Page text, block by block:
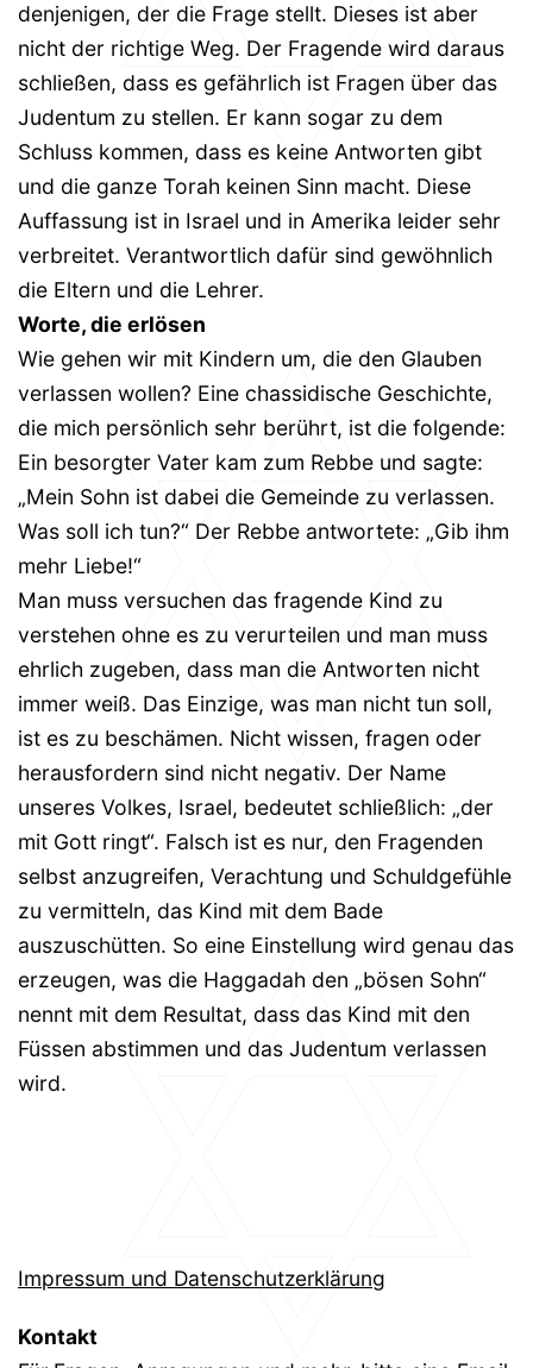
denjenigen, der die Frage stellt. Dieses ist aber
nicht der richtige Weg. Der Fragende wird daraus
schließen, dass es gefährlich ist Fragen über das
Judentum zu stellen. Er kann sogar zu dem
Schluss kommen, dass es keine Antworten gibt
und die ganze Torah keinen Sinn macht. Diese
Auffassung ist in Israel und in Amerika leider sehr
verbreitet. Verantwortlich dafür sind gewöhnlich
die Eltern und die Lehrer.
Worte, die erlösen
Wie gehen wir mit Kindern um, die den Glauben
verlassen wollen? Eine chassidische Geschichte,
die mich persönlich sehr berührt, ist die folgende:
Ein besorgter Vater kam zum Rebbe und sagte:
„Mein Sohn ist dabei die Gemeinde zu verlassen.
Was soll ich tun?“ Der Rebbe antwortete: „Gib ihm
mehr Liebe!“
Man muss versuchen das fragende Kind zu
verstehen ohne es zu verurteilen und man muss
ehrlich zugeben, dass man die Antworten nicht
immer weiß. Das Einzige, was man nicht tun soll,
ist es zu beschämen. Nicht wissen, fragen oder
herausfordern sind nicht negativ. Der Name
unseres Volkes, Israel, bedeutet schließlich: „der
mit Gott ringt“. Falsch ist es nur, den Fragenden
selbst anzugreifen, Verachtung und Schuldgefühle
zu vermitteln, das Kind mit dem Bade
auszuschütten. So eine Einstellung wird genau das
erzeugen, was die Haggadah den „bösen Sohn“
nennt mit dem Resultat, dass das Kind mit den
Füssen abstimmen und das Judentum verlassen
wird.
Impressum und Datenschutzerklärung
Kontakt